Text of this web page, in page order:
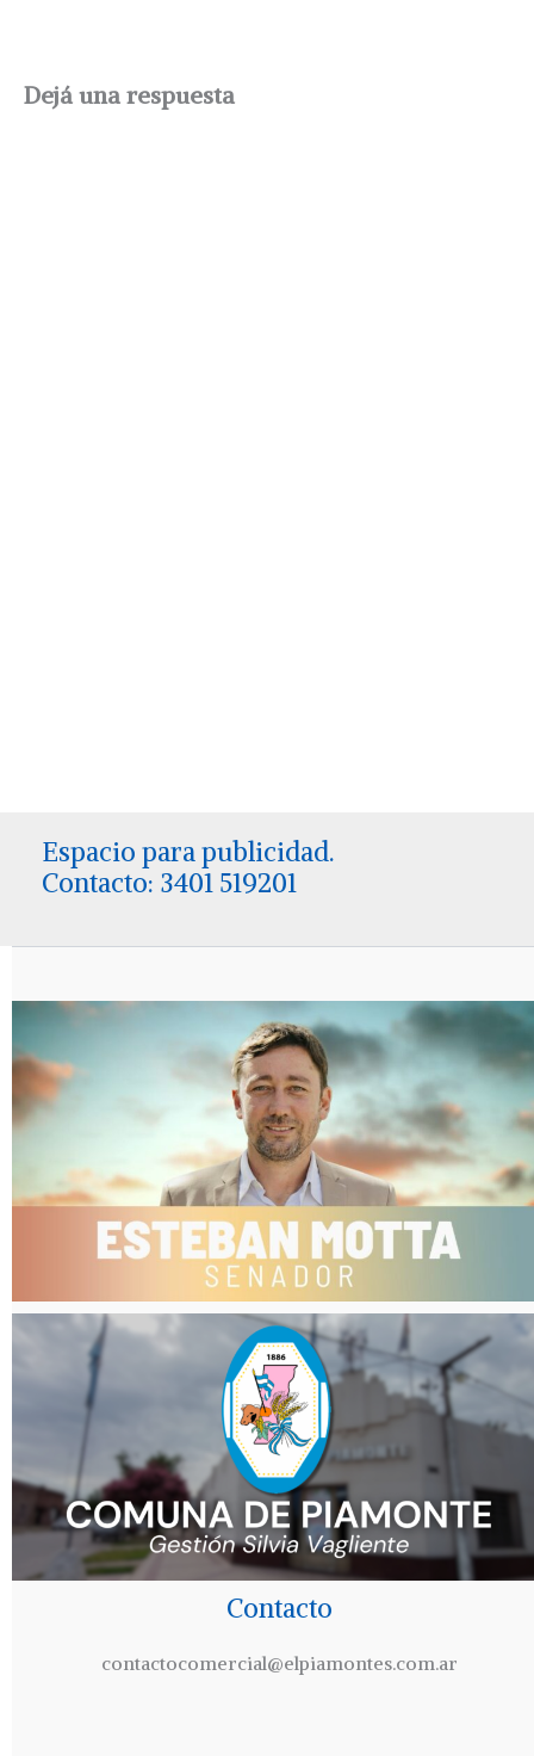
Dejá una respuesta
Espacio para publicidad.
Contacto: 3401 519201
Contacto
contactocomercial@elpiamontes.com.ar